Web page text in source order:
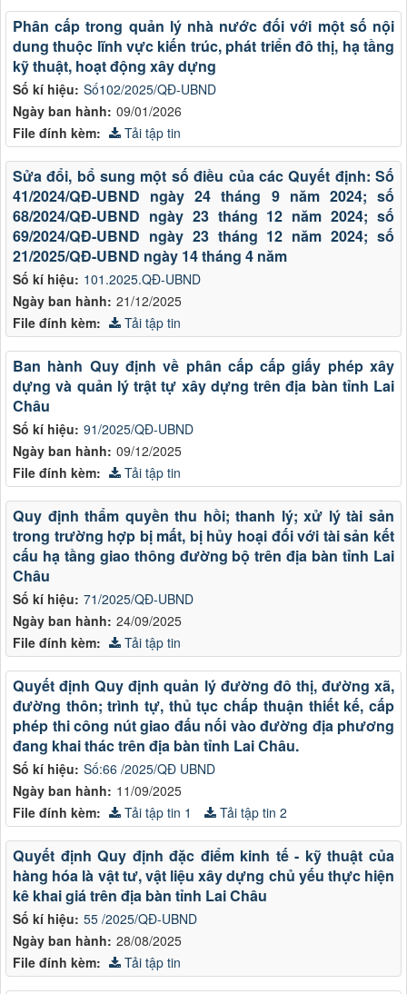
Số kí hiệu: Số102/2025/QĐ-UBND
Ngày ban hành: 09/01/2026
Phân cấp trong quản lý nhà nước đối với một số nội
dung thuộc lĩnh vực kiến trúc, phát triển đô thị, hạ tầng
kỹ thuật, hoạt động xây dựng
File đính kèm: Tải tập tin
Số kí hiệu: 101.2025.QĐ-UBND
Ngày ban hành: 21/12/2025
Sửa đổi, bổ sung một số điều của các Quyết định: Số
41/2024/QĐ-UBND ngày 24 tháng 9 năm 2024; số
68/2024/QĐ-UBND ngày 23 tháng 12 năm 2024; số
69/2024/QĐ-UBND ngày 23 tháng 12 năm 2024; số
21/2025/QĐ-UBND ngày 14 tháng 4 năm
File đính kèm: Tải tập tin
Số kí hiệu: 91/2025/QĐ-UBND
Ngày ban hành: 09/12/2025
Ban hành Quy định về phân cấp cấp giấy phép xây
dựng và quản lý trật tự xây dựng trên địa bàn tỉnh Lai
Châu
File đính kèm: Tải tập tin
Số kí hiệu: 71/2025/QĐ-UBND
Ngày ban hành: 24/09/2025
Quy định thẩm quyền thu hồi; thanh lý; xử lý tài sản
trong trường hợp bị mất, bị hủy hoại đối với tài sản kết
cấu hạ tầng giao thông đường bộ trên địa bàn tỉnh Lai
Châu
File đính kèm: Tải tập tin
Số kí hiệu: Số:66 /2025/QĐ UBND
Ngày ban hành: 11/09/2025
Quyết định Quy định quản lý đường đô thị, đường xã,
đường thôn; trình tự, thủ tục chấp thuận thiết kế, cấp
phép thi công nút giao đấu nối vào đường địa phương
đang khai thác trên địa bàn tỉnh Lai Châu.
File đính kèm: Tải tập tin 1 Tải tập tin 2
Số kí hiệu: 55 /2025/QĐ-UBND
Ngày ban hành: 28/08/2025
Quyết định Quy định đặc điểm kinh tế - kỹ thuật của
hàng hóa là vật tư, vật liệu xây dựng chủ yếu thực hiện
kê khai giá trên địa bàn tỉnh Lai Châu
File đính kèm: Tải tập tin